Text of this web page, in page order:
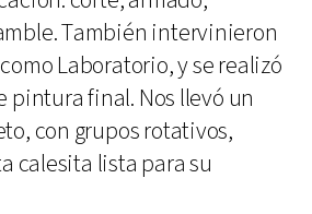
También intervinieron
Laboratorio, y se realizó
pintura final. Nos llevó un
con grupos rotativos,
calesita lista para su